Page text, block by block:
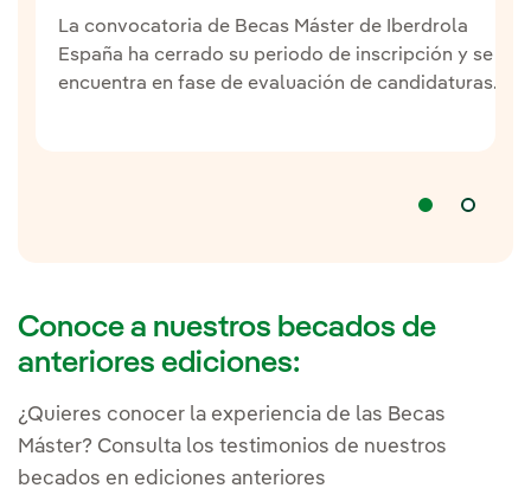
La convocatoria de Becas Máster de Iberdrola
España ha cerrado su periodo de inscripción y se
encuentra en fase de evaluación de candidaturas.
Conoce a nuestros becados de
anteriores ediciones:
¿Quieres conocer la experiencia de las Becas
Máster? Consulta los testimonios de nuestros
becados en ediciones anteriores